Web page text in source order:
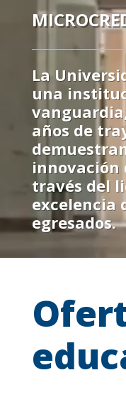
La
una
años de
innovación
través del
excelencia
egresados.